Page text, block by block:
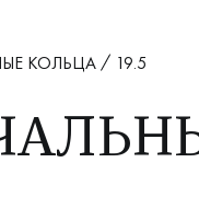
КОЛЬЦА 19.5